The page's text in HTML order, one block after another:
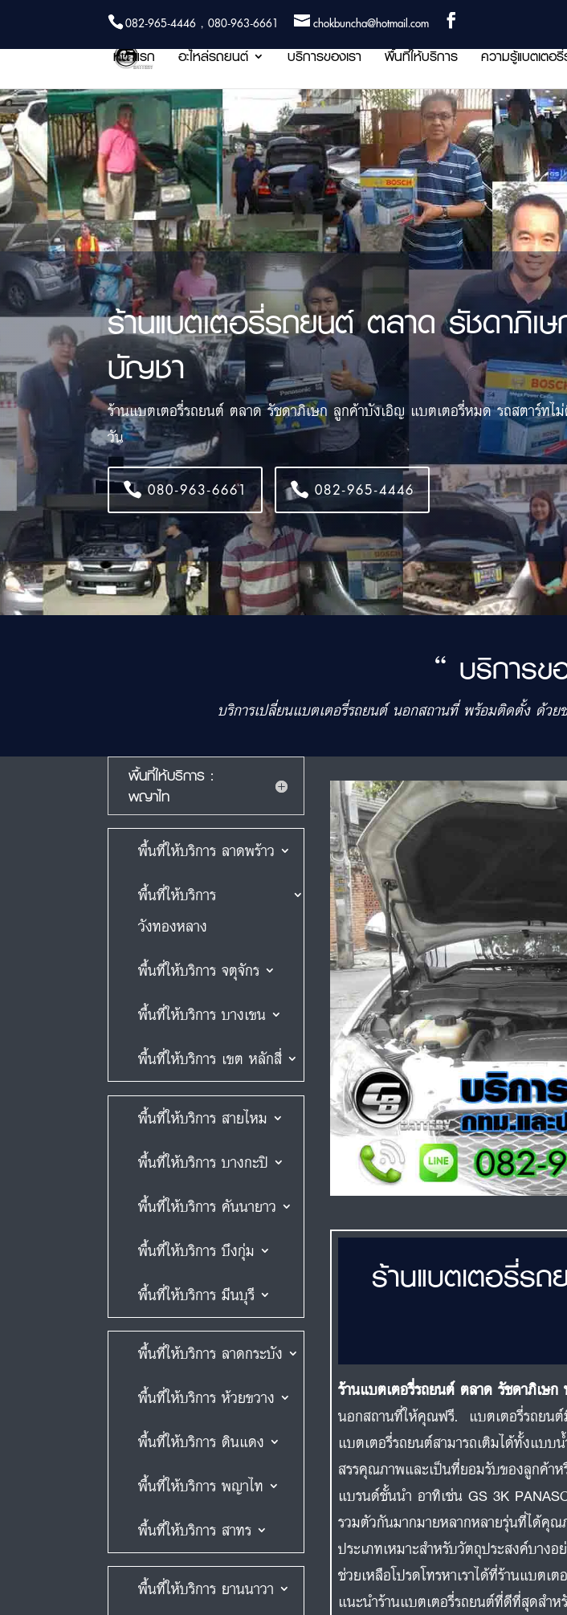
082-965-4446 , 080-963-6661
chokbuncha@hotmail.com
หน้าแรก อะไหล่รถยนต์ บริการของเรา พื้นที่ให้บริการ ความรู้แบตเตอ
ร้านแบตเตอรี่รถยนต์ ตลาด รัชดาภิ
บัญชา
ร้านแบตเตอรี่รถยนต์ ตลาด รัชดาภิเษก ลูกค้าบังเอิญ แบตเตอรี่หมด รถสตาร์ท
วัน
080-963-6661 082-965-4446
“ บริการข
บริการเปลี่ยนแบตเตอรี่รถยนต์ นอกสถานที่ พร้อมติดตั้ง ด้ว
พื้นที่ให้บริการ :
พญาไท
พื้นที่ให้บริการ ลาดพร้าว
พื้นที่ให้บริการ
วังทองหลาง
พื้นที่ให้บริการ จตุจักร
พื้นที่ให้บริการ บางเขน
พื้นที่ให้บริการ เขต หลักสี่
พื้นที่ให้บริการ สายไหม
พื้นที่ให้บริการ บางกะปิ
พื้นที่ให้บริการ คันนายาว
พื้นที่ให้บริการ บึงกุ่ม
พื้นที่ให้บริการ มีนบุรี
พื้นที่ให้บริการ ลาดกระบัง
พื้นที่ให้บริการ ห้วยขวาง
พื้นที่ให้บริการ ดินแดง
พื้นที่ให้บริการ พญาไท
พื้นที่ให้บริการ สาทร
พื้นที่ให้บริการ ยานนาวา
ร้านแบตเตอรี่ร
ร้านแบตเตอรี่รถยนต์ ตลาด รัชดาภิเษก
นอกสถานที่ให้คุณฟรี. แบตเตอรี่รถยนต์
แบตเตอรี่รถยนต์สามารถเติมได้ทั้งแบ
สรรคุณภาพและเป็นที่ยอมรับของลูกค้า
แบรนด์ชั้นนำ อาทิเช่น GS 3K
รวมตัวกันมากมายหลากหลายรุ่นที่ได้คุ
ประเภทเหมาะสำหรับวัตถุประสงค์บาง
ช่วยเหลือโปรดโทรหาเราได้ที่ร้านแบต
แนะนำร้านแบตเตอรี่รถยนต์ที่ดีที่สุดสำ